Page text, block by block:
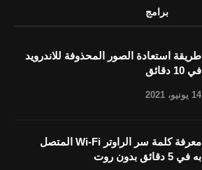
برامج
طريقة استعادة الصور المحذوفة للاندرويد
في 10 دقائق
14 يونيو، 2021
معرفة كلمة سر الراوتر Wi-Fi المتصل
به في 5 دقائق بدون روت